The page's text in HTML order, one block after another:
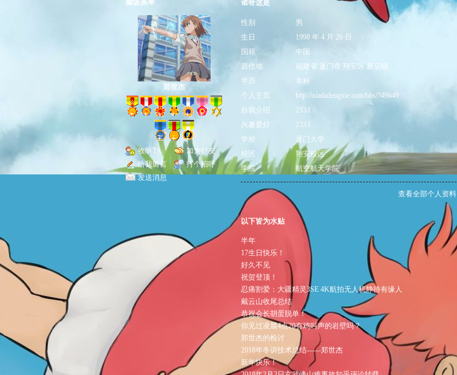
御坂美琴
郑世杰
收听TA
加为好友
给我留言
打个招呼
发送消息
谁呀这是
性别
男
生日
1998 年 4 月 26 日
国籍
中国
居住地
福建省 厦门市 翔安区 新店镇
学历
本科
个人主页
http://xiadadengxie.com/bbs/?49649
自我介绍
2333
兴趣爱好
2333
学校
厦门大学
校区
翔安校区
学院
航空航天学院
查看全部个人资料
以下皆为水贴
半年
17生日快乐！
好久不见
祝贺登顶！
忍痛割爱：大疆精灵3SE 4K航拍无人机静待有缘人
戴云山收尾总结
恭祝会长胡蛋脱单！
你见过凌晨4点20有鸡叫声的岩壁吗？
郑世杰的检讨
2018年冬训技术总结——郑世杰
新年快乐！